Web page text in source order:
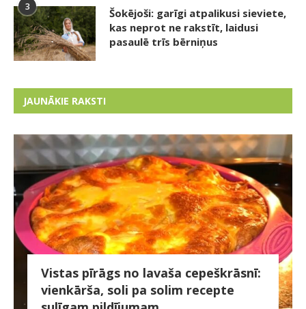
3
Šokējoši: garīgi atpalikusi sieviete,
kas neprot ne rakstīt, laidusi
pasaulē trīs bērniņus
JAUNĀKIE RAKSTI
Vistas pīrāgs no lavaša cepeškrāsnī:
vienkārša, soli pa solim recepte